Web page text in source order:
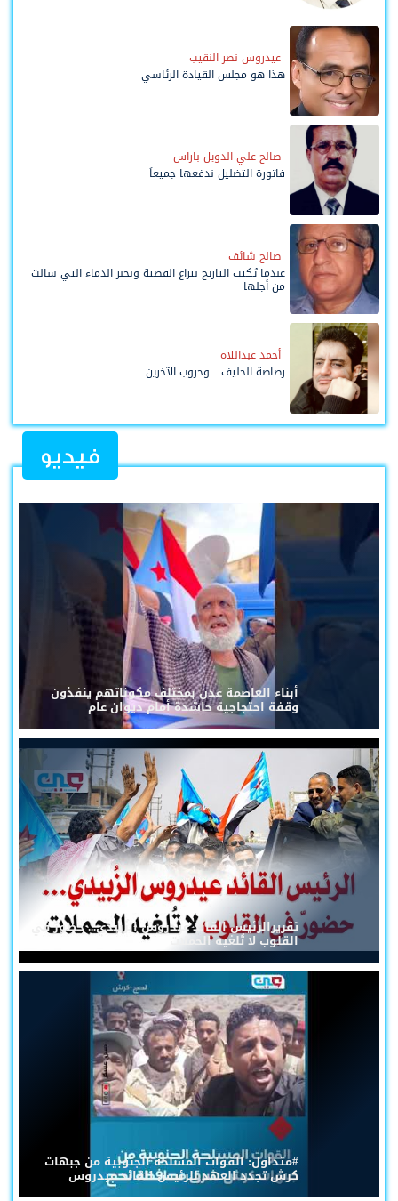
عيدروس نصر النقيب
هذا هو مجلس القيادة الرئاسي
صالح علي الدويل باراس
فاتورة التضليل ندفعها جميعاً
صالح شائف
عندما يُكتب التاريخ بيراع القضية وبحبر الدماء التي سالت
من أجلها
أحمد عبداللاه
رصاصة الحليف... وحروب الآخرين
فيديو
أبناء العاصمة عدن بمختلف مكوناتهم ينفذون
وقفة احتجاجية حاشدة أمام ديوان عام
تقريرالرئيس القائد عيدروس الزُبيدي... حضورٌ في
القلوب لا تُلغيه الحملات
#متداول: القوات المسلحة الجنوبية من جبهات
كرش تجدد العهد للرئيس القائد عيدروس